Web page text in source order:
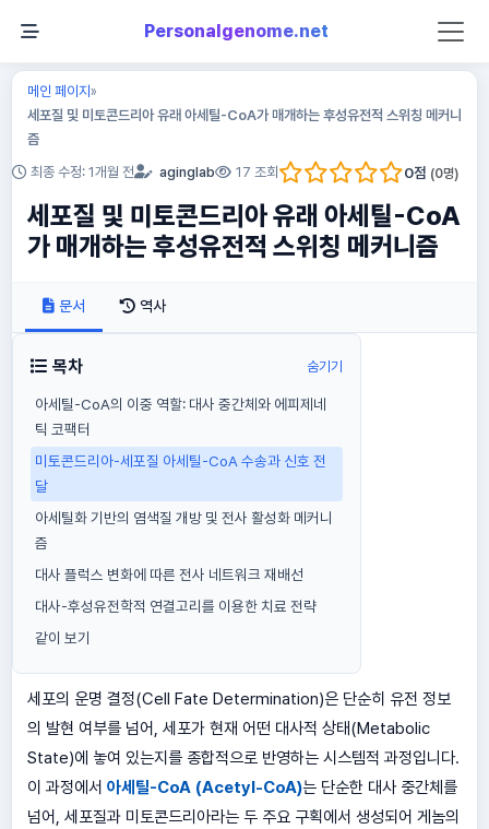
Personalgenome.net
메인 페이지»
세포질 및 미토콘드리아 유래 아세틸-CoA가 매개하는 후성유전적 스위칭 메커니
즘
최종 수정: 1개월 전 aginglab 17 조회 0점 (0명)
세포질 및 미토콘드리아 유래 아세틸-CoA
가 매개하는 후성유전적 스위칭 메커니즘
문서 역사
목차 숨기기
아세틸-CoA의 이중 역할: 대사 중간체와 에피제네
틱 코팩터
미토콘드리아-세포질 아세틸-CoA 수송과 신호 전
달
아세틸화 기반의 염색질 개방 및 전사 활성화 메커니
즘
대사 플럭스 변화에 따른 전사 네트워크 재배선
대사-후성유전학적 연결고리를 이용한 치료 전략
같이 보기
세포의 운명 결정(Cell Fate Determination)은 단순히 유전 정보
의 발현 여부를 넘어, 세포가 현재 어떤 대사적 상태(Metabolic
State)에 놓여 있는지를 종합적으로 반영하는 시스템적 과정입니다.
이 과정에서 아세틸-CoA (Acetyl-CoA)는 단순한 대사 중간체를
넘어, 세포질과 미토콘드리아라는 두 주요 구획에서 생성되어 게놈의